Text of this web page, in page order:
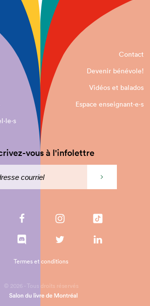
Contact
Devenir bénévole!
Vidéos et balados
Espace enseignant·e⋅s
vous à l'infolettre
© 2026 - Tous droits réservés
Termes et conditions